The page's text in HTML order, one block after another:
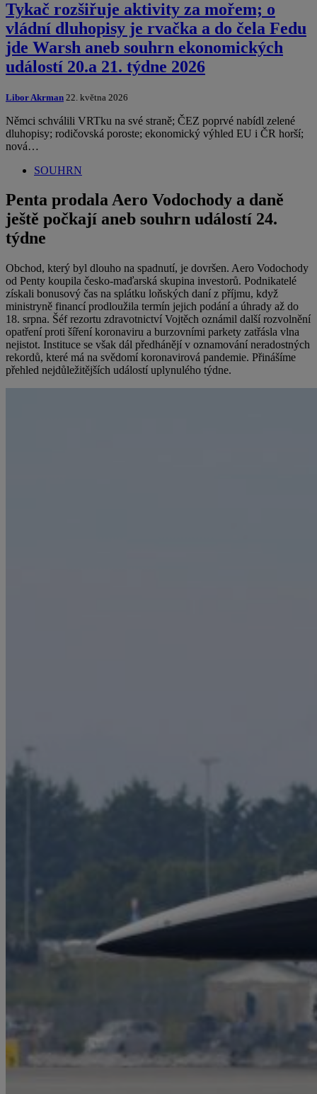
Tykač rozšiřuje aktivity za mořem; o
vládní dluhopisy je rvačka a do čela Fedu
jde Warsh aneb souhrn ekonomických
událostí 20.a 21. týdne 2026
Libor Akrman 22. května 2026
Němci schválili VRTku na své straně; ČEZ poprvé nabídl zelené
dluhopisy; rodičovská poroste; ekonomický výhled EU i ČR horší;
nová…
SOUHRN
Penta prodala Aero Vodochody a daně
ještě počkají aneb souhrn událostí 24.
týdne
Obchod, který byl dlouho na spadnutí, je dovršen. Aero Vodochody
od Penty koupila česko-maďarská skupina investorů. Podnikatelé
získali bonusový čas na splátku loňských daní z příjmu, když
ministryně financí prodloužila termín jejich podání a úhrady až do
18. srpna. Šéf rezortu zdravotnictví Vojtěch oznámil další rozvolnění
opatření proti šíření koronaviru a burzovními parkety zatřásla vlna
nejistot. Instituce se však dál předhánějí v oznamování neradostných
rekordů, které má na svědomí koronavirová pandemie. Přinášíme
přehled nejdůležitějších událostí uplynulého týdne.